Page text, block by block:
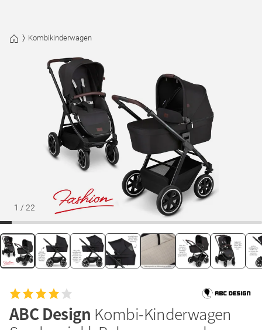
Kombikinderwagen
1 / 22
ABC Design Kombi-Kinderwagen